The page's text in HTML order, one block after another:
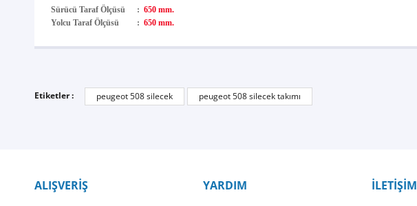
Sürücü Taraf Ölçüsü : 650 mm.
Yolcu Taraf Ölçüsü
: 650 mm.
Etiketler : peugeot 508 silecek peugeot 508 silecek takımı
ALIŞVERİŞ YARDIM İLETİŞİM